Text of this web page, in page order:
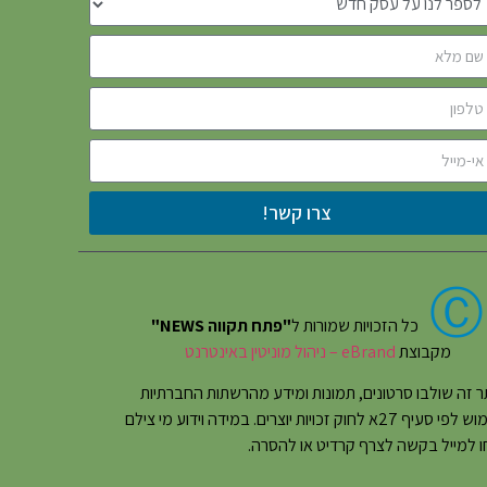
צרו קשר!
Ⓒ כל הזכויות שמורות ל"פתח תקווה NEWS"
מקבוצתeBrand – ניהול מוניטין באינטרנט
זה שולבו סרטונים, תמונות ומידע מהרשתות החברתיות
בשימוש לפי סעיף 27א לחוק זכויות יוצרים. במידה וידוע מי צילם
למייל בקשה לצרף קרדיט או להסרה.